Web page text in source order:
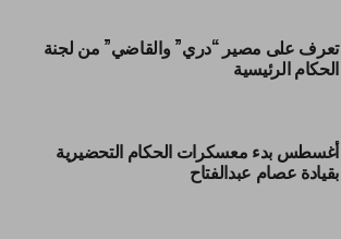
تعرف على مصير “دري” والقاضي” من لجنة
الحكام الرئيسية
أغسطس بدء معسكرات الحكام التحضيرية
بقيادة عصام عبدالفتاح